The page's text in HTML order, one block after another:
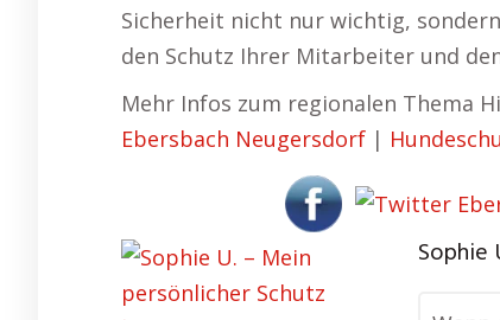
Sicherheit nicht nur wichtig,
den Schutz Ihrer Mitarbeiter und
Mehr Infos zum regionalen Thema
Ebersbach Neugersdorf |
Sophie